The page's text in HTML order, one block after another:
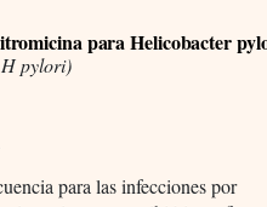
para Helicobacter
pylori)
para las infecciones por